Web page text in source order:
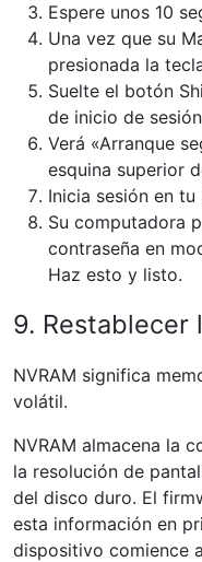
Espere unos 10
Una vez que su
presionada la
Suelte el botón
de inicio de
Verá «Arranque
esquina superior
Inicia sesión en tu
Su computadora
contraseña en
Haz esto y listo.
9. Restablecer
NVRAM significa
volátil.
NVRAM almacena la
la resolución de
del disco duro. El
esta información en
dispositivo comience